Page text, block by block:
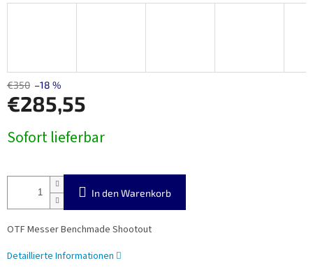
€350 –18 %
€285,55
Sofort lieferbar
In den Warenkorb
OTF Messer Benchmade Shootout
Detaillierte Informationen